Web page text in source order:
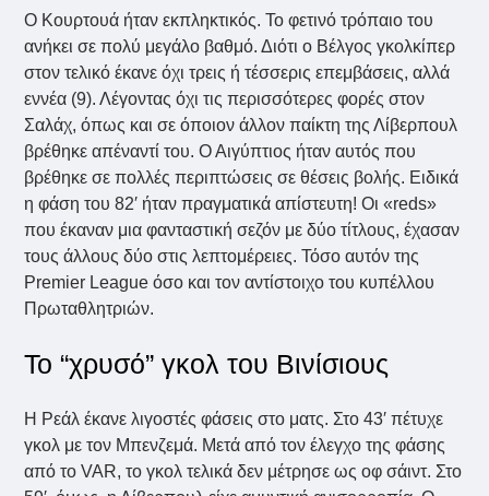
Ο Κουρτουά ήταν εκπληκτικός. Το φετινό τρόπαιο του
ανήκει σε πολύ μεγάλο βαθμό. Διότι ο Βέλγος γκολκίπερ
στον τελικό έκανε όχι τρεις ή τέσσερις επεμβάσεις, αλλά
εννέα (9). Λέγοντας όχι τις περισσότερες φορές στον
Σαλάχ, όπως και σε όποιον άλλον παίκτη της Λίβερπουλ
βρέθηκε απέναντί του. Ο Αιγύπτιος ήταν αυτός που
βρέθηκε σε πολλές περιπτώσεις σε θέσεις βολής. Ειδικά
η φάση του 82′ ήταν πραγματικά απίστευτη! Οι «reds»
που έκαναν μια φανταστική σεζόν με δύο τίτλους, έχασαν
τους άλλους δύο στις λεπτομέρειες. Τόσο αυτόν της
Premier League όσο και τον αντίστοιχο του κυπέλλου
Πρωταθλητριών.
Το “χρυσό” γκολ του Βινίσιους
Η Ρεάλ έκανε λιγοστές φάσεις στο ματς. Στο 43′ πέτυχε
γκολ με τον Μπενζεμά. Μετά από τον έλεγχο της φάσης
από το VAR, το γκολ τελικά δεν μέτρησε ως οφ σάιντ. Στο